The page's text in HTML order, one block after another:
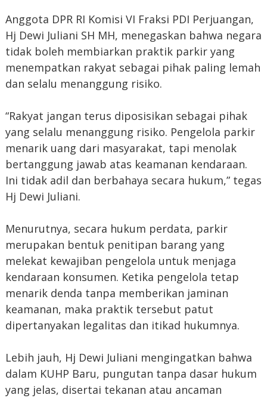
Anggota DPR RI Komisi VI Fraksi PDI Perjuangan,
Hj Dewi Juliani SH MH, menegaskan bahwa negara
tidak boleh membiarkan praktik parkir yang
menempatkan rakyat sebagai pihak paling lemah
dan selalu menanggung risiko.
“Rakyat jangan terus diposisikan sebagai pihak
yang selalu menanggung risiko. Pengelola parkir
menarik uang dari masyarakat, tapi menolak
bertanggung jawab atas keamanan kendaraan.
Ini tidak adil dan berbahaya secara hukum,” tegas
Hj Dewi Juliani.
Menurutnya, secara hukum perdata, parkir
merupakan bentuk penitipan barang yang
melekat kewajiban pengelola untuk menjaga
kendaraan konsumen. Ketika pengelola tetap
menarik denda tanpa memberikan jaminan
keamanan, maka praktik tersebut patut
dipertanyakan legalitas dan itikad hukumnya.
Lebih jauh, Hj Dewi Juliani mengingatkan bahwa
dalam KUHP Baru, pungutan tanpa dasar hukum
yang jelas, disertai tekanan atau ancaman